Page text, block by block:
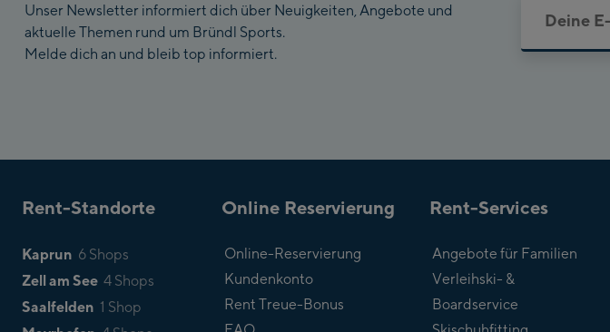
Unser Newsletter informiert dich über Neuigkeiten, Angebote und
aktuelle Themen rund um Bründl Sports.
Melde dich an und bleib top informiert.
Rent-Standorte
Kaprun 6 Shops
Zell am See 4 Shops
Saalfelden 1 Shop
Online Reservierung
Online-Reservierung
Kundenkonto
Rent Treue-Bonus
Rent-Services
Angebote für Familien
Verleihski- &
Boardservice